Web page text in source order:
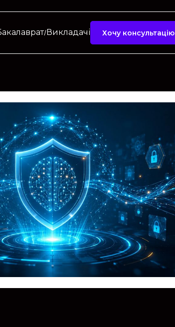
Викладачі Хочу консультацію